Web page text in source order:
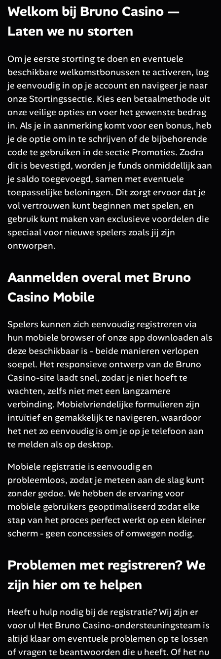
Welkom bij Bruno Casino —
Laten we nu storten
Om je eerste storting te doen en eventuele
beschikbare welkomstbonussen te activeren, log
je eenvoudig in op je account en navigeer je naar
onze Stortingssectie. Kies een betaalmethode uit
onze veilige opties en voer het gewenste bedrag
in. Als je in aanmerking komt voor een bonus, heb
je de optie om in te schrijven of de bijbehorende
code te gebruiken in de sectie Promoties. Zodra
dit is bevestigd, worden je funds onmiddellijk aan
je saldo toegevoegd, samen met eventuele
toepasselijke beloningen. Dit zorgt ervoor dat je
vol vertrouwen kunt beginnen met spelen, en
gebruik kunt maken van exclusieve voordelen die
speciaal voor nieuwe spelers zoals jij zijn
ontworpen.
Aanmelden overal met Bruno
Casino Mobile
Spelers kunnen zich eenvoudig registreren via
hun mobiele browser of onze app downloaden als
deze beschikbaar is - beide manieren verlopen
soepel. Het responsieve ontwerp van de Bruno
Casino-site laadt snel, zodat je niet hoeft te
wachten, zelfs niet met een langzamere
verbinding. Mobielvriendelijke formulieren zijn
intuïtief en gemakkelijk te navigeren, waardoor
het net zo eenvoudig is om je op je telefoon aan
te melden als op desktop.
Mobiele registratie is eenvoudig en
probleemloos, zodat je meteen aan de slag kunt
zonder gedoe. We hebben de ervaring voor
mobiele gebruikers geoptimaliseerd zodat elke
stap van het proces perfect werkt op een kleiner
scherm - geen concessies of omwegen nodig.
Problemen met registreren? We
zijn hier om te helpen
Heeft u hulp nodig bij de registratie? Wij zijn er
voor u! Het Bruno Casino-ondersteuningsteam is
altijd klaar om eventuele problemen op te lossen
of vragen te beantwoorden die u heeft. Of het nu